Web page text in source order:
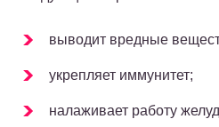
выводит вредные
укрепляет иммунитет;
налаживает работу